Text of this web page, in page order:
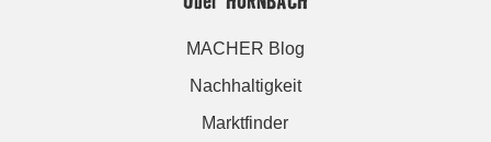
MACHER Blog
Nachhaltigkeit
Marktfinder